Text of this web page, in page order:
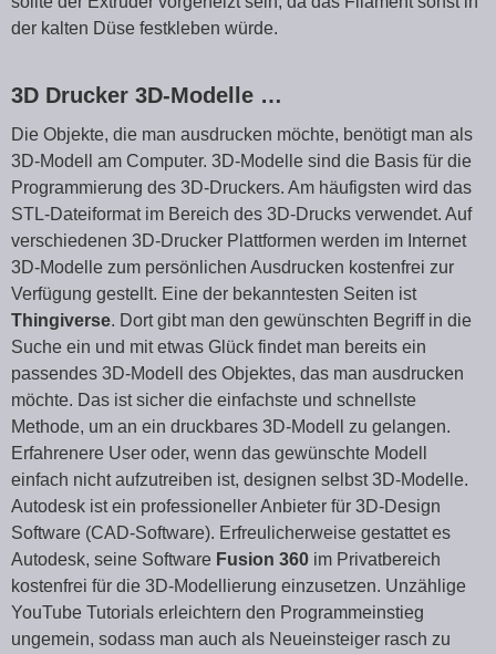
der kalten Düse festkleben würde.
3D Drucker 3D-Modelle …
Die Objekte, die man ausdrucken möchte, benötigt man als
3D-Modell am Computer. 3D-Modelle sind die Basis für die
Programmierung des 3D-Druckers. Am häufigsten wird das
STL-Dateiformat im Bereich des 3D-Drucks verwendet. Auf
verschiedenen 3D-Drucker Plattformen werden im Internet
3D-Modelle zum persönlichen Ausdrucken kostenfrei zur
Verfügung gestellt. Eine der bekanntesten Seiten ist
Thingiverse. Dort gibt man den gewünschten Begriff in die
Suche ein und mit etwas Glück findet man bereits ein
passendes 3D-Modell des Objektes, das man ausdrucken
möchte. Das ist sicher die einfachste und schnellste
Methode, um an ein druckbares 3D-Modell zu gelangen.
Erfahrenere User oder, wenn das gewünschte Modell
einfach nicht aufzutreiben ist, designen selbst 3D-Modelle.
Autodesk ist ein professioneller Anbieter für 3D-Design
Software (CAD-Software). Erfreulicherweise gestattet es
Autodesk, seine Software Fusion 360 im Privatbereich
kostenfrei für die 3D-Modellierung einzusetzen. Unzählige
YouTube Tutorials erleichtern den Programmeinstieg
ungemein, sodass man auch als Neueinsteiger rasch zu